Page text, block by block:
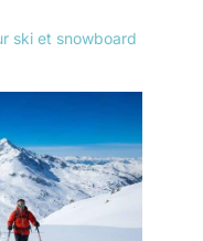
ski et snowboard